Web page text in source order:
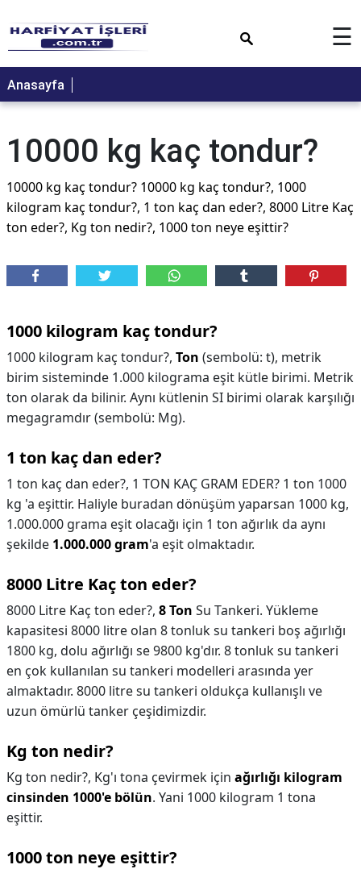
☰
Anasayfa
10000 kg kaç tondur?
10000 kg kaç tondur? 10000 kg kaç tondur?, 1000
kilogram kaç tondur?, 1 ton kaç dan eder?, 8000 Litre Kaç
ton eder?, Kg ton nedir?, 1000 ton neye eşittir?
1000 kilogram kaç tondur?
1000 kilogram kaç tondur?, Ton (sembolü: t), metrik
birim sisteminde 1.000 kilograma eşit kütle birimi. Metrik
ton olarak da bilinir. Aynı kütlenin SI birimi olarak karşılığı
megagramdır (sembolü: Mg).
1 ton kaç dan eder?
1 ton kaç dan eder?, 1 TON KAÇ GRAM EDER? 1 ton 1000
kg 'a eşittir. Haliyle buradan dönüşüm yaparsan 1000 kg,
1.000.000 grama eşit olacağı için 1 ton ağırlık da aynı
şekilde 1.000.000 gram'a eşit olmaktadır.
8000 Litre Kaç ton eder?
8000 Litre Kaç ton eder?, 8 Ton Su Tankeri. Yükleme
kapasitesi 8000 litre olan 8 tonluk su tankeri boş ağırlığı
1800 kg, dolu ağırlığı se 9800 kg'dır. 8 tonluk su tankeri
en çok kullanılan su tankeri modelleri arasında yer
almaktadır. 8000 litre su tankeri oldukça kullanışlı ve
uzun ömürlü tanker çeşidimizdir.
Kg ton nedir?
Kg ton nedir?, Kg'ı tona çevirmek için ağırlığı kilogram
cinsinden 1000'e bölün. Yani 1000 kilogram 1 tona
eşittir.
1000 ton neye eşittir?